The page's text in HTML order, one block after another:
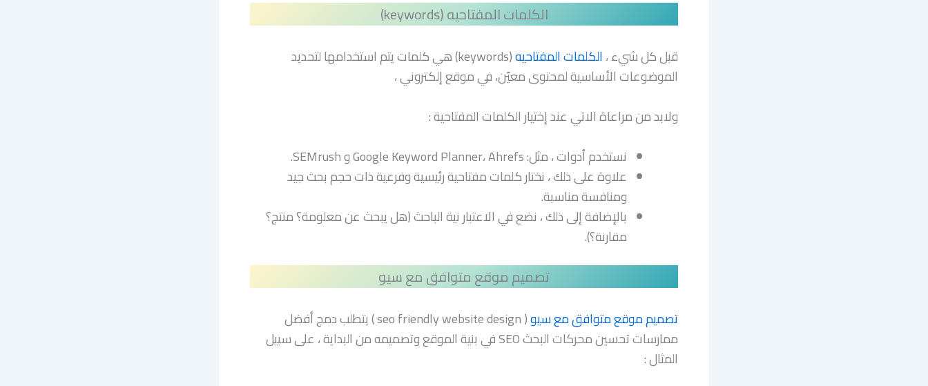
الكلمات المفتاحيه (keywords)
قبل كل شيء ،الكلمات المفتاحيه
(keywords) هي كلمات يتم استخدامها لتحديد
الموضوعات الأساسية لمحتوى معيّن، في موقع إلكتروني ،
ولابد من مراعاة الاتي عند إختيار الكلمات المفتاحية :
نستخدم أدوات ، مثل: Google Keyword Planner، Ahrefs و SEMrush.
علاوة على ذلك ، نختار كلمات مفتاحية رئيسية وفرعية ذات حجم بحث جيد
ومنافسة مناسبة.
بالإضافة إلى ذلك ، نضع في الاعتبار نية الباحث (هل يبحث عن معلومة؟ منتج؟
مقارنة؟).
تصميم موقع متوافق مع سيو
تصميم موقع متوافق مع سيو
( seo friendly website design ) يتطلب دمج أفضل
ممارسات تحسين محركات البحث SEO في بنية الموقع وتصميمه من البداية ، على سبيل
المثال :